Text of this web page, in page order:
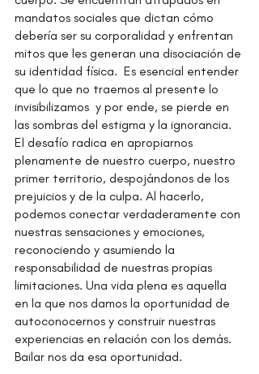
mandatos sociales que dictan cómo
debería ser su corporalidad y enfrentan
mitos que les generan una disociación de
su identidad física.  Es esencial entender
que lo que no traemos al presente lo
invisibilizamos  y por ende, se pierde en
las sombras del estigma y la ignorancia.
El desafío radica en apropiarnos
plenamente de nuestro cuerpo, nuestro
primer territorio, despojándonos de los
prejuicios y de la culpa. Al hacerlo,
podemos conectar verdaderamente con
nuestras sensaciones y emociones,
reconociendo y asumiendo la
responsabilidad de nuestras propias
limitaciones. Una vida plena es aquella
en la que nos damos la oportunidad de
autoconocernos y construir nuestras
experiencias en relación con los demás.
Bailar nos da esa oportunidad.